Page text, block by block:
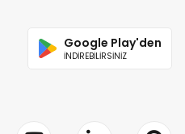
Google Play'den
İNDİREBİLİRSİNİZ